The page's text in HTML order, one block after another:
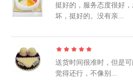
挺好的，服务态度很好
坏，挺好的。没有亲...
送货时间很准时，但是
觉得还行，不像别...